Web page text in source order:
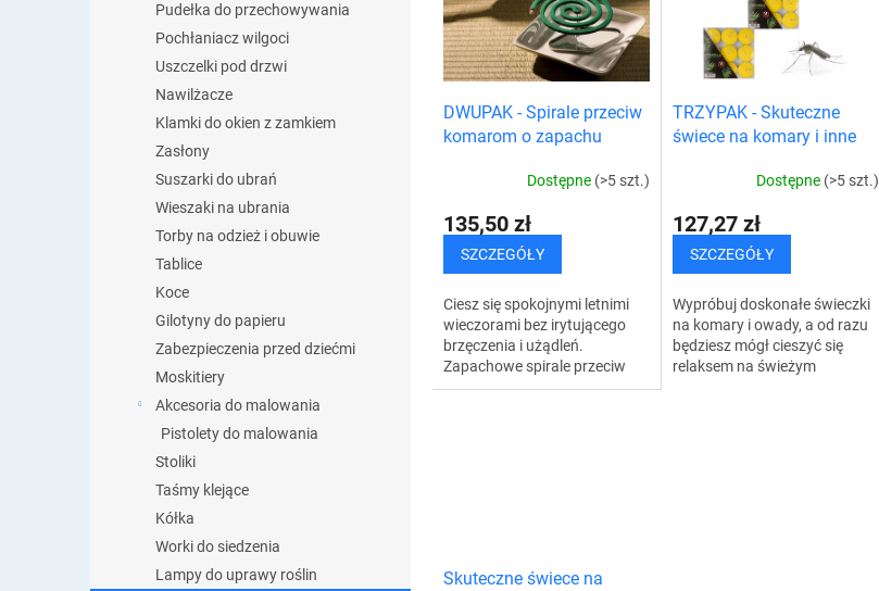
Pudełka do przechowywania
Pochłaniacz wilgoci
Uszczelki pod drzwi
Nawilżacze
Klamki do okien z zamkiem
Zasłony
Suszarki do ubrań
Wieszaki na ubrania
Torby na odzież i obuwie
Tablice
Koce
Gilotyny do papieru
Zabezpieczenia przed dziećmi
Moskitiery
Akcesoria do malowania
Pistolety do malowania
Stoliki
Taśmy klejące
Kółka
Worki do siedzenia
Lampy do uprawy roślin
w
DWUPAK - Spirale przeciw
komarom o zapachu
Dostępne (>5 szt.)
135,50 zł
SZCZEGÓŁY
Ciesz się spokojnymi letnimi
wieczorami bez irytującego
brzęczenia i użądleń.
Zapachowe spirale przeciw
komarom działają jak
TRZYPAK - Skuteczne
świece na komary i inne
Dostępne (>5 szt.)
127,27 zł
SZCZEGÓŁY
Wypróbuj doskonałe świeczki
na komary i owady, a od razu
będziesz mógł cieszyć się
relaksem na świeżym
Skuteczne świece na